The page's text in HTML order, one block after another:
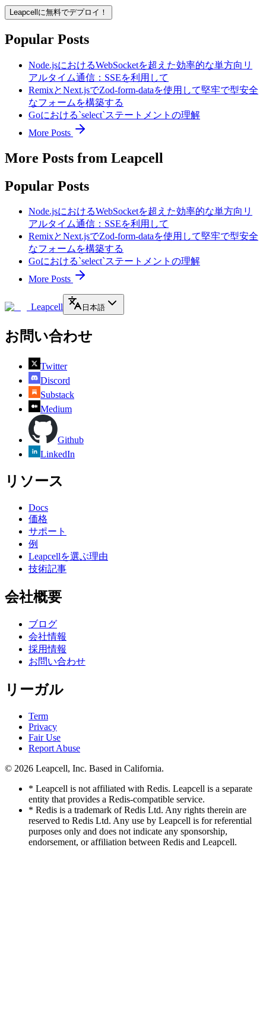
Leapcellに無料でデプロイ！
Popular Posts
Node.jsにおけるWebSocketを超えた効率的な単方向リ
アルタイム通信：SSEを利用して
RemixとNext.jsでZod-form-dataを使用して堅牢で型安全
なフォームを構築する
Goにおける`select`ステートメントの理解
More Posts
More Posts from Leapcell
Popular Posts
Node.jsにおけるWebSocketを超えた効率的な単方向リ
アルタイム通信：SSEを利用して
RemixとNext.jsでZod-form-dataを使用して堅牢で型安全
なフォームを構築する
Goにおける`select`ステートメントの理解
More Posts
Leapcell 日本語
お問い合わせ
Twitter
Discord
Substack
Medium
Github
LinkedIn
リソース
Docs
価格
サポート
例
Leapcellを選ぶ理由
技術記事
会社概要
ブログ
会社情報
採用情報
お問い合わせ
リーガル
Term
Privacy
Fair Use
Report Abuse
© 2026 Leapcell, Inc. Based in California.
* Leapcell is not affiliated with Redis. Leapcell is a separate
entity that provides a Redis-compatible service.
* Redis is a trademark of Redis Ltd. Any rights therein are
reserved to Redis Ltd. Any use by Leapcell is for referential
purposes only and does not indicate any sponsorship,
endorsement, or affiliation between Redis and Leapcell.